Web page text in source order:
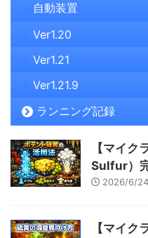
自動装置
Ver1.20
Ver1.21
Ver1.21.9
ランニング記録
【マイ
Sulfur）
2026/6/24
【マイク